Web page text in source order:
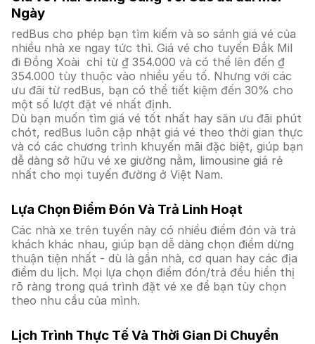
Ngày
redBus cho phép bạn tìm kiếm và so sánh giá vé của
nhiều nhà xe ngay tức thì. Giá vé cho tuyến Đắk Mil
đi Đồng Xoài chỉ từ ₫ 354.000 và có thể lên đến ₫
354.000 tùy thuộc vào nhiều yếu tố. Nhưng với các
ưu đãi từ redBus, bạn có thể tiết kiệm đến 30% cho
một số lượt đặt vé nhất định.
Dù bạn muốn tìm giá vé tốt nhất hay săn ưu đãi phút
chót, redBus luôn cập nhật giá vé theo thời gian thực
và có các chương trình khuyến mãi đặc biệt, giúp bạn
dễ dàng sở hữu vé xe giường nằm, limousine giá rẻ
nhất cho mọi tuyến đường ở Việt Nam.
Lựa Chọn Điểm Đón Và Trả Linh Hoạt
Các nhà xe trên tuyến này có nhiều điểm đón và trả
khách khác nhau, giúp bạn dễ dàng chọn điểm dừng
thuận tiện nhất - dù là gần nhà, cơ quan hay các địa
điểm du lịch. Mọi lựa chọn điểm đón/trả đều hiển thị
rõ ràng trong quá trình đặt vé xe để bạn tùy chọn
theo nhu cầu của mình.
Lịch Trình Thực Tế Và Thời Gian Di Chuyển